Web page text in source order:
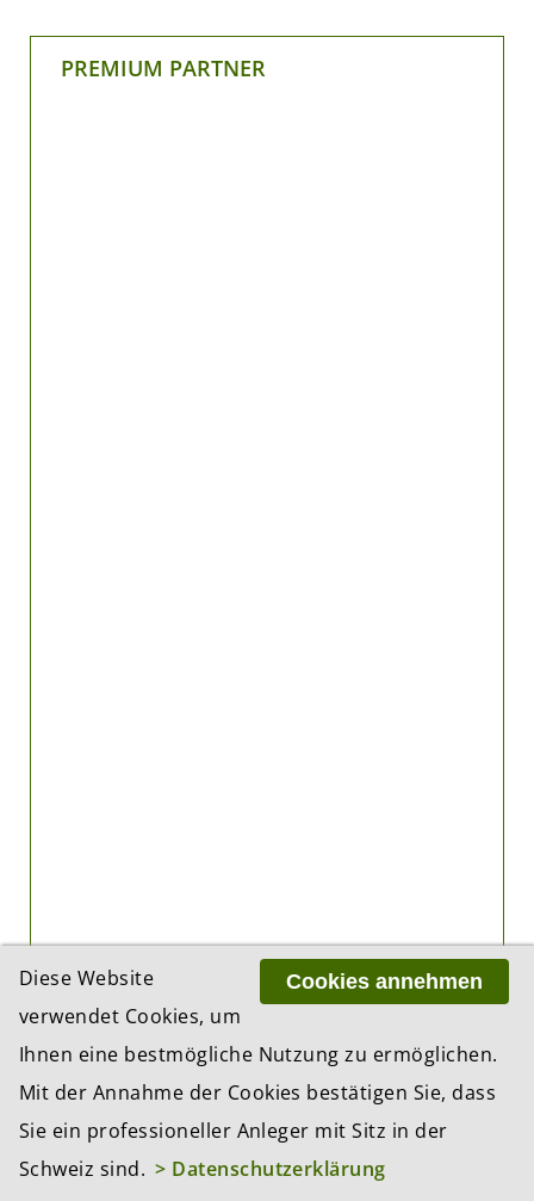
PREMIUM PARTNER
Cookies annehmen
Diese Website
verwendet Cookies, um
Ihnen eine bestmögliche Nutzung zu ermöglichen.
Mit der Annahme der Cookies bestätigen Sie, dass
Sie ein professioneller Anleger mit Sitz in der
Schweiz sind. > Datenschutzerklärung